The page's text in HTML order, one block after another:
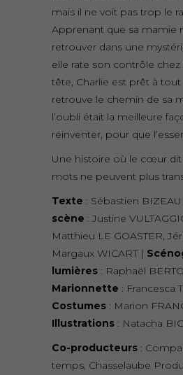
mais il ne voit pas trop le
Apprenant que sa mamie
retrouver dans une
elle rate son contrôle
tête, Charlie est prêt à tout
retrouve le chemin de sa
l’oubli était la meilleure
réinventer, pour que
Une histoire où le cœur dit
mots ne peuvent plus
Texte : Sébastien BIZEAU
scène : Justine
Matthieu LE GOASTER,
Margaux WICART |
lumières : Raphaël
Marionnette : Francesca
Costumes : Marion
Illustrations : Natacha
Co-producteurs :
temps, Chasselaube